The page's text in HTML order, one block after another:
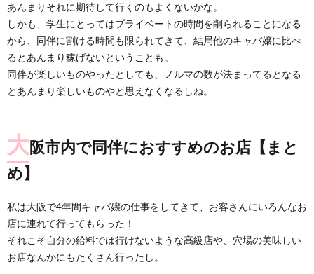
あんまりそれに期待して行くのもよくないかな。
しかも、学生にとってはプライベートの時間を削られることになる
から、同伴に割ける時間も限られてきて、結局他のキャバ嬢に比べ
るとあんまり稼げないということも。
同伴が楽しいものやったとしても、ノルマの数が決まってるとなる
とあんまり楽しいものやと思えなくなるしね。
大阪市内で同伴におすすめのお店【まと
め】
私は大阪で4年間キャバ嬢の仕事をしてきて、お客さんにいろんなお
店に連れて行ってもらった！
それこそ自分の給料では行けないような高級店や、穴場の美味しい
お店なんかにもたくさん行ったし。